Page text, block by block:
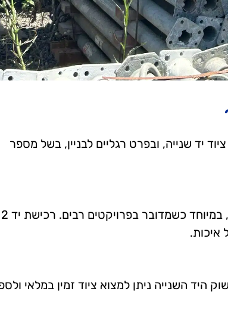
יד שנייה, ובפרט רגליים לבניין, בשל מספר
רגלי בניין חדשות עשויות להגיע לעלויות גבוהות, במיוחד כשמדובר בפרויקטים רבים. רכישת יד 2
היד השנייה ניתן למצוא ציוד זמין במלאי